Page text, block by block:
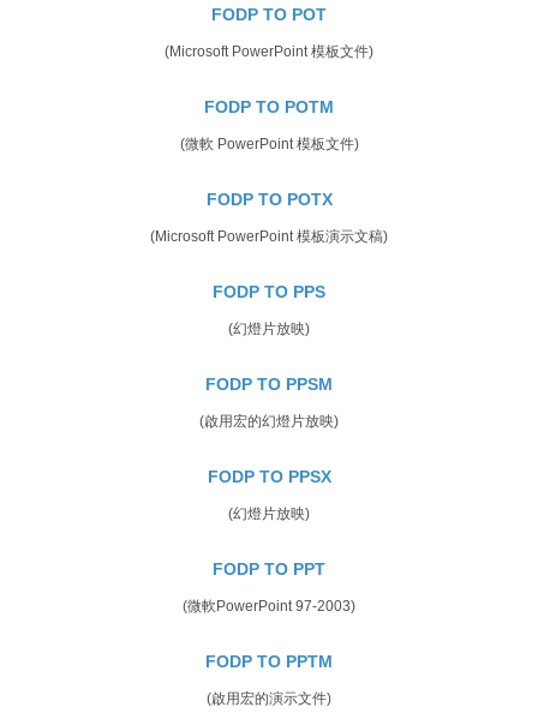
FODP TO POT
(Microsoft PowerPoint 模板文件)
FODP TO POTM
(微軟 PowerPoint 模板文件)
FODP TO POTX
(Microsoft PowerPoint 模板演示文稿)
FODP TO PPS
(幻燈片放映)
FODP TO PPSM
(啟用宏的幻燈片放映)
FODP TO PPSX
(幻燈片放映)
FODP TO PPT
(微軟PowerPoint 97-2003)
FODP TO PPTM
(啟用宏的演示文件)